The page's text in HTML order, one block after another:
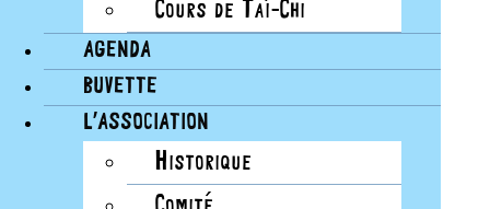
Cours de Taï-Chi
AGENDA
BUVETTE
L’ASSOCIATION
Historique